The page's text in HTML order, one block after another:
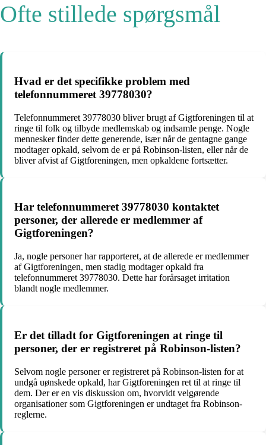
Ofte stillede spørgsmål
Hvad er det specifikke problem med
telefonnummeret 39778030?
Telefonnummeret 39778030 bliver brugt af Gigtforeningen til at
ringe til folk og tilbyde medlemskab og indsamle penge. Nogle
mennesker finder dette generende, især når de gentagne gange
modtager opkald, selvom de er på Robinson-listen, eller når de
bliver afvist af Gigtforeningen, men opkaldene fortsætter.
Har telefonnummeret 39778030 kontaktet
personer, der allerede er medlemmer af
Gigtforeningen?
Ja, nogle personer har rapporteret, at de allerede er medlemmer
af Gigtforeningen, men stadig modtager opkald fra
telefonnummeret 39778030. Dette har forårsaget irritation
blandt nogle medlemmer.
Er det tilladt for Gigtforeningen at ringe til
personer, der er registreret på Robinson-listen?
Selvom nogle personer er registreret på Robinson-listen for at
undgå uønskede opkald, har Gigtforeningen ret til at ringe til
dem. Der er en vis diskussion om, hvorvidt velgørende
organisationer som Gigtforeningen er undtaget fra Robinson-
reglerne.